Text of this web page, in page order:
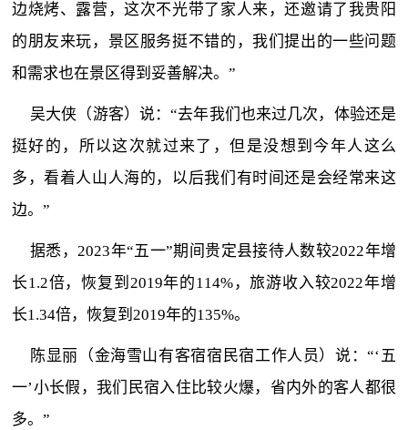
边烧烤、露营，这次不光带了家人来，还邀请了我贵阳
的朋友来玩，景区服务挺不错的，我们提出的一些问题
和需求也在景区得到妥善解决。”
吴大侠（游客）说：“去年我们也来过几次，体验还是
挺好的，所以这次就过来了，但是没想到今年人这么
多，看着人山人海的，以后我们有时间还是会经常来这
边。”
据悉，2023年“五一”期间贵定县接待人数较2022年增
长1.2倍，恢复到2019年的114%，旅游收入较2022年增
长1.34倍，恢复到2019年的135%。
陈显丽（金海雪山有客宿宿民宿工作人员）说：“‘五
一’小长假，我们民宿入住比较火爆，省内外的客人都很
多。”